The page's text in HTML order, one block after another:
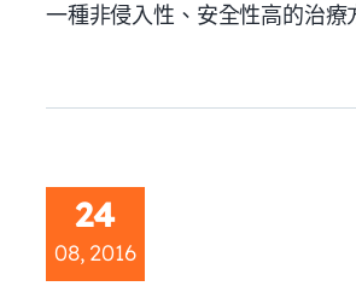
一種非侵入性、安全性高的治療
24
08, 2016